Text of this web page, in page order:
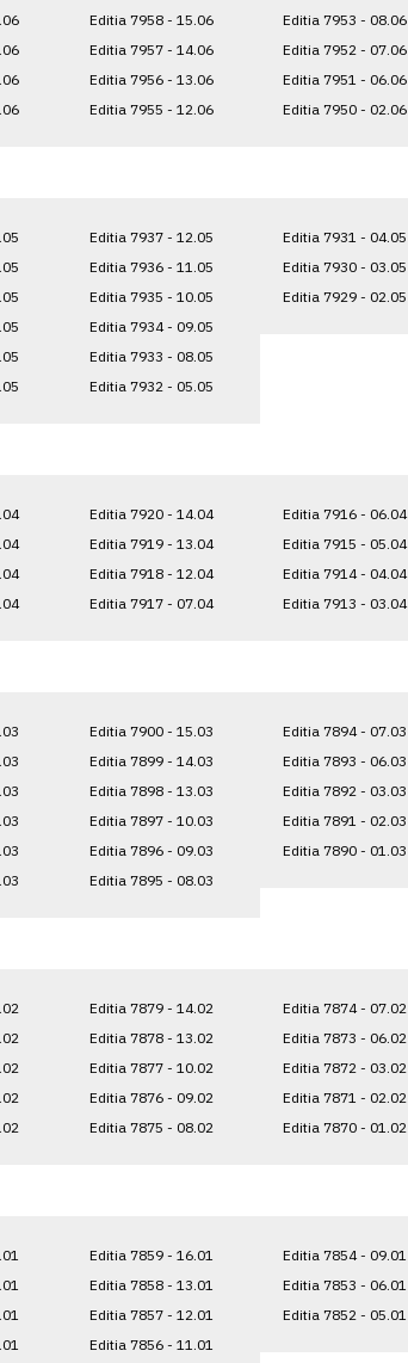
Editia 7958 - 15.06
Editia 7957 - 14.06
Editia 7956 - 13.06
Editia 7955 - 12.06
Editia 7953 - 08.06
Editia 7952 - 07.06
Editia 7951 - 06.06
Editia 7950 - 02.06
Editia 7937 - 12.05
Editia 7936 - 11.05
Editia 7935 - 10.05
Editia 7934 - 09.05
Editia 7933 - 08.05
Editia 7932 - 05.05
Editia 7931 - 04.05
Editia 7930 - 03.05
Editia 7929 - 02.05
Editia 7920 - 14.04
Editia 7919 - 13.04
Editia 7918 - 12.04
Editia 7917 - 07.04
Editia 7916 - 06.04
Editia 7915 - 05.04
Editia 7914 - 04.04
Editia 7913 - 03.04
Editia 7900 - 15.03
Editia 7899 - 14.03
Editia 7898 - 13.03
Editia 7897 - 10.03
Editia 7896 - 09.03
Editia 7895 - 08.03
Editia 7894 - 07.03
Editia 7893 - 06.03
Editia 7892 - 03.03
Editia 7891 - 02.03
Editia 7890 - 01.03
Editia 7879 - 14.02
Editia 7878 - 13.02
Editia 7877 - 10.02
Editia 7876 - 09.02
Editia 7875 - 08.02
Editia 7874 - 07.02
Editia 7873 - 06.02
Editia 7872 - 03.02
Editia 7871 - 02.02
Editia 7870 - 01.02
Editia 7859 - 16.01
Editia 7858 - 13.01
Editia 7857 - 12.01
Editia 7856 - 11.01
Editia 7854 - 09.01
Editia 7853 - 06.01
Editia 7852 - 05.01